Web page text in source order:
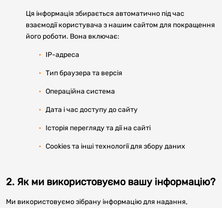
Ця інформація збирається автоматично під час
взаємодії користувача з нашим сайтом для покращення
його роботи. Вона включає:
IP-адреса
Тип браузера та версія
Операційна система
Дата і час доступу до сайту
Історія перегляду та дії на сайті
Cookies та інші технології для збору даних
2. Як ми використовуємо вашу інформацію?
Ми використовуємо зібрану інформацію для надання,